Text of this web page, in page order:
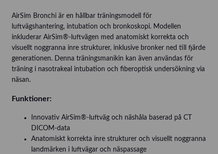
AirSim Bronchi är en hållbar träningsmodell för
luftvägshantering, intubation och bronkoskopi. Modellen
inkluderar AirSim®-luftvägen med anatomiskt korrekta och
visuellt noggranna inre strukturer, inklusive bronker ned till fjärde
generationen. Denna träningsmanikin kan även användas för
träning i nasotrakeal intubation och fiberoptisk undersökning via
näsan.
Funktioner:
Innovativ AirSim®-luftväg och näshåla baserad på CT
DICOM-data
Anatomiskt korrekta inre strukturer och visuellt noggranna
landmärken i luftvägar och näspassage